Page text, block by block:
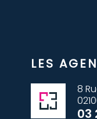
LES
8
03